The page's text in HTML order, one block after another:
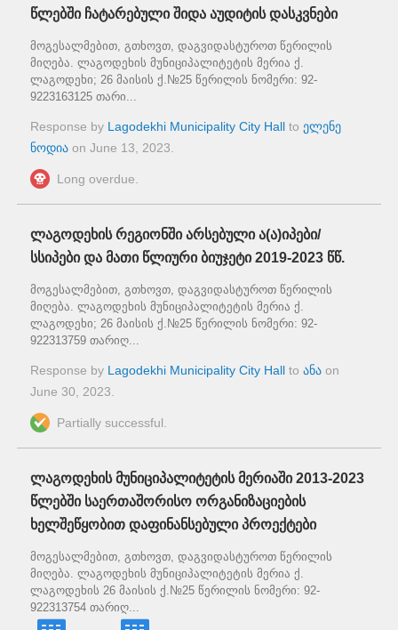
წლებში ჩატარებული შიდა აუდიტის დასკვნები
მოგესალმებით, გთხოვთ, დაგვიდასტუროთ წერილის
მიღება. ლაგოდეხის მუნიციპალიტეტის მერია ქ.
ლაგოდეხი; 26 მაისის ქ.№25 წერილის ნომერი: 92-
9223163125 თარი...
Response by Lagodekhi Municipality City Hall to ელენე
ნოდია on June 13, 2023
Long overdue.
ლაგოდეხის რეგიონში არსებული ა(ა)იპები/
სსიპები და მათი წლიური ბიუჯეტი 2019-2023 წწ.
მოგესალმებით, გთხოვთ, დაგვიდასტუროთ წერილის
მიღება. ლაგოდეხის მუნიციპალიტეტის მერია ქ.
ლაგოდეხი; 26 მაისის ქ.№25 წერილის ნომერი: 92-
922313759 თარიღ...
Response by Lagodekhi Municipality City Hall to ანა on
June 30, 2023
Partially successful.
ლაგოდეხის მუნიციპალიტეტის მერიაში 2013-2023
წლებში საერთაშორისო ორგანიზაციების
ხელშეწყობით დაფინანსებული პროექტები
მოგესალმებით, გთხოვთ, დაგვიდასტუროთ წერილის
მიღება. ლაგოდეხის მუნიციპალიტეტის მერია ქ.
ლაგოდეხის 26 მაისის ქ.№25 წერილის ნომერი: 92-
922313754 თარიღ...